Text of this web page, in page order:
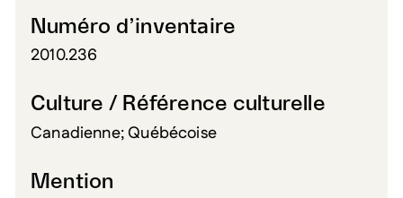
Numéro d’inventaire
2010.236
Culture / Référence culturelle
Canadienne; Québécoise
Mention